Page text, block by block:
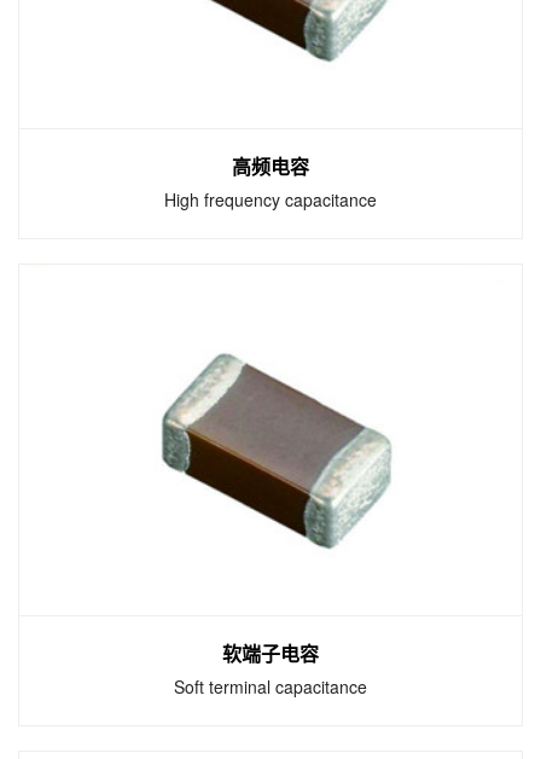
高频电容
High frequency capacitance
高频电容
High frequency capacitance
高频电容HiQ系列可以有效地降低无线信号的功
率耗损。以铜为内电极，HiQ高频电容在VHF，
UHF以及微波等频带拥有极低的ESR。
软端子电容
Soft terminal capacitance